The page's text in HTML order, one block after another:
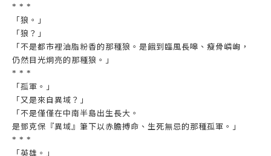
* * *
「狼。」
「狼？」
「不是都市裡油脂粉香的那種狼。是餓到臨風長嗥、瘦骨嶙峋，
仍然目光炯亮的那種狼。」
* * *
「孤軍。」
「又是來自異域？」
「不是僅僅在中南半島出生長大。
是鄧克保『異域』筆下以赤膽搏命、生死無忌的那種孤軍。」
* * *
「英雄。」